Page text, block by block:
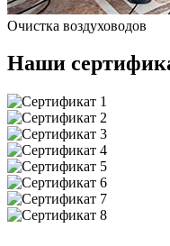
Очистка воздуховодов
Наши